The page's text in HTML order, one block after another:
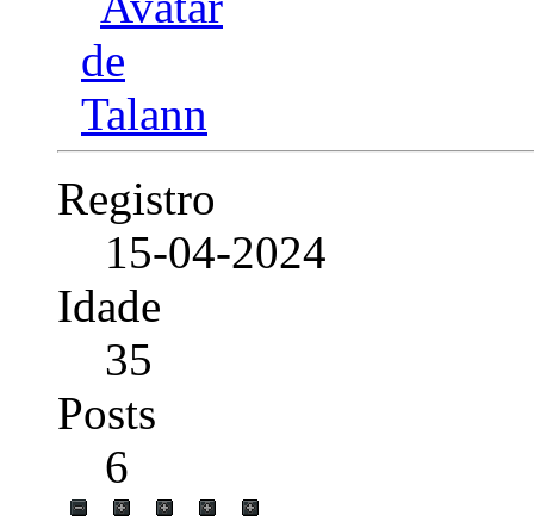
Registro
15-04-2024
Idade
35
Posts
6